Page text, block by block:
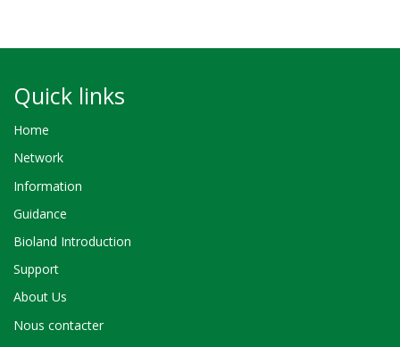
Quick links
Home
Network
Information
Guidance
Bioland Introduction
Support
About Us
Nous contacter